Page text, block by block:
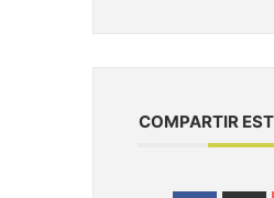
COMPARTIR